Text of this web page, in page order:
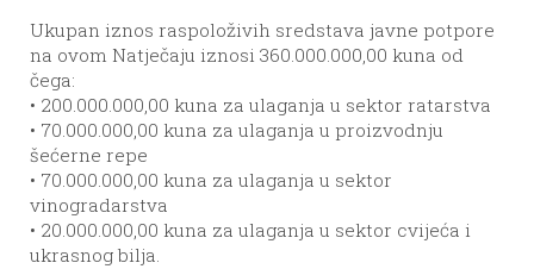
Ukupan iznos raspoloživih sredstava javne potpore
na ovom Natječaju iznosi 360.000.000,00 kuna od
čega:
• 200.000.000,00 kuna za ulaganja u sektor ratarstva
• 70.000.000,00 kuna za ulaganja u proizvodnju
šećerne repe
• 70.000.000,00 kuna za ulaganja u sektor
vinogradarstva
• 20.000.000,00 kuna za ulaganja u sektor cvijeća i
ukrasnog bilja.